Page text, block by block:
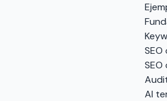
Al